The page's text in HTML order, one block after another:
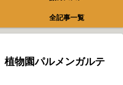
全記事一覧
植物園パルメンガルテ